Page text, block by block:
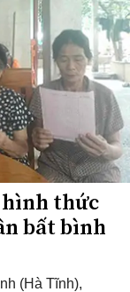
thức
bất bình
(Hà Tĩnh),